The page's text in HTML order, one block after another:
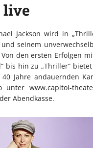
Jackson wird in
seinem
den ersten Erfolgen
bis hin zu „Thriller“
Jahre andauernden
www.capitol-
Abendkasse.